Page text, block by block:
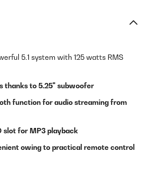
5.1 system with 125 watts RMS
thanks to 5.25" subwoofer
function for audio streaming from
slot for MP3 playback
owing to practical remote control